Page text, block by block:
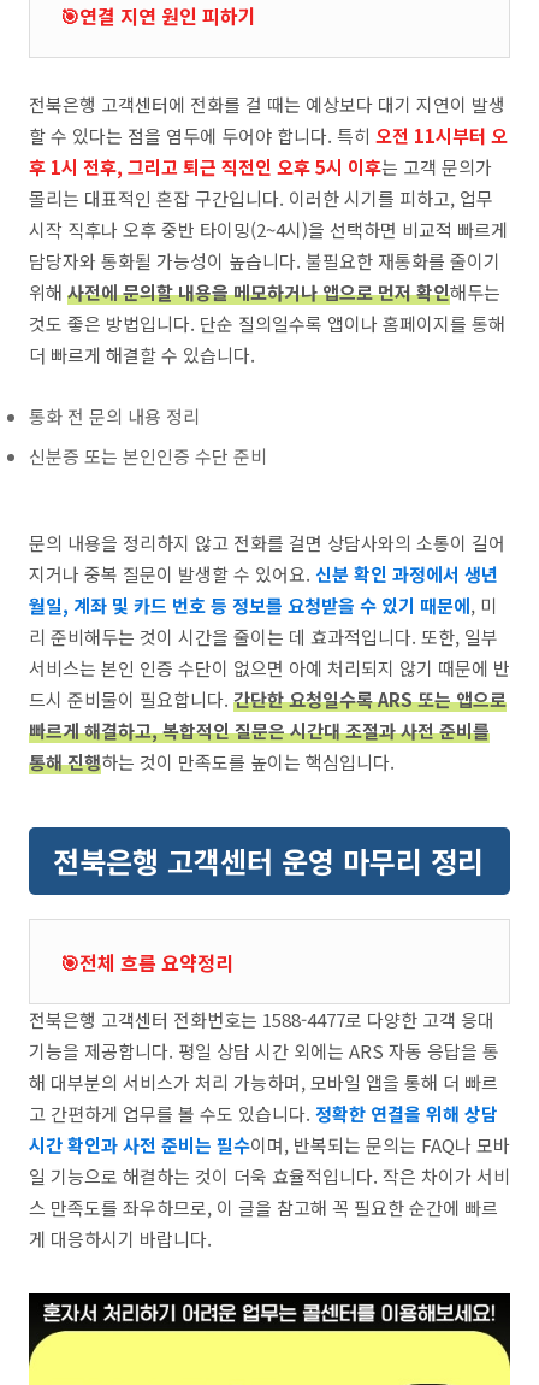
🎯연결 지연 원인 피하기
전북은행 고객센터에 전화를 걸 때는 예상보다 대기 지연이 발생
할 수 있다는 점을 염두에 두어야 합니다. 특히 오전 11시부터 오
후 1시 전후, 그리고 퇴근 직전인 오후 5시 이후는 고객 문의가
몰리는 대표적인 혼잡 구간입니다. 이러한 시기를 피하고, 업무
시작 직후나 오후 중반 타이밍(2~4시)을 선택하면 비교적 빠르게
담당자와 통화될 가능성이 높습니다. 불필요한 재통화를 줄이기
위해 사전에 문의할 내용을 메모하거나 앱으로 먼저 확인해두는
것도 좋은 방법입니다. 단순 질의일수록 앱이나 홈페이지를 통해
더 빠르게 해결할 수 있습니다.
통화 전 문의 내용 정리
신분증 또는 본인인증 수단 준비
문의 내용을 정리하지 않고 전화를 걸면 상담사와의 소통이 길어
지거나 중복 질문이 발생할 수 있어요. 신분 확인 과정에서 생년
월일, 계좌 및 카드 번호 등 정보를 요청받을 수 있기 때문에, 미
리 준비해두는 것이 시간을 줄이는 데 효과적입니다. 또한, 일부
서비스는 본인 인증 수단이 없으면 아예 처리되지 않기 때문에 반
드시 준비물이 필요합니다. 간단한 요청일수록 ARS 또는 앱으로
빠르게 해결하고, 복합적인 질문은 시간대 조절과 사전 준비를
통해 진행하는 것이 만족도를 높이는 핵심입니다.
전북은행 고객센터 운영 마무리 정리
🎯전체 흐름 요약정리
전북은행 고객센터 전화번호는 1588-4477로 다양한 고객 응대
기능을 제공합니다. 평일 상담 시간 외에는 ARS 자동 응답을 통
해 대부분의 서비스가 처리 가능하며, 모바일 앱을 통해 더 빠르
고 간편하게 업무를 볼 수도 있습니다. 정확한 연결을 위해 상담
시간 확인과 사전 준비는 필수이며, 반복되는 문의는 FAQ나 모바
일 기능으로 해결하는 것이 더욱 효율적입니다. 작은 차이가 서비
스 만족도를 좌우하므로, 이 글을 참고해 꼭 필요한 순간에 빠르
게 대응하시기 바랍니다.